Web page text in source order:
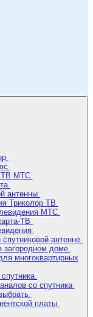
ТВ МТС
антенны
Триколор ТВ
МТС
ТВ
антенне
загородном доме
многоквартирных
со спутника
платы